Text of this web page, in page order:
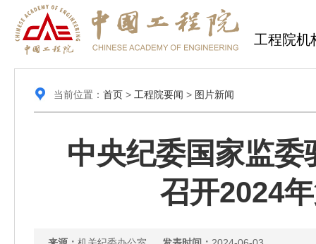
工程院机
当前位置： 首页> 工程院要闻 > 图片新闻
中央纪委国家监
召开2024